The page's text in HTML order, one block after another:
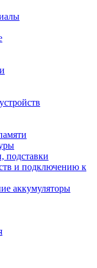
подставки
и подключению к
аккумуляторы